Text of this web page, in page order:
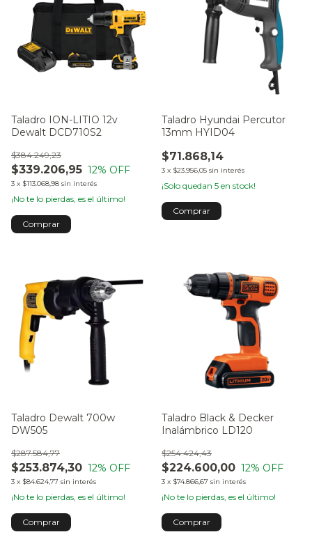
Taladro ION-LITIO 12v
Dewalt DCD710S2
$339.206,95
$384.249,23
12% OFF
3 x $113.068,98 sin interés
¡No te lo pierdas, es el último!
Taladro Hyundai Percutor
13mm HYID04
$71.868,14
3 x $23.956,05 sin interés
¡Solo quedan 5 en stock!
Taladro Dewalt 700w
DW505
$253.874,30
$287.584,77
12% OFF
3 x $84.624,77 sin interés
¡No te lo pierdas, es el último!
Taladro Black & Decker
Inalámbrico LD120
$224.600,00
$254.424,43
12% OFF
3 x $74.866,67 sin interés
¡No te lo pierdas, es el último!